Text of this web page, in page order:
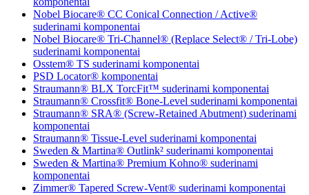
Nobel Biocare® CC Conical Connection / Active®
suderinami komponentai
Nobel Biocare® Tri-Channel® (Replace Select® / Tri-Lobe)
suderinami komponentai
Osstem® TS suderinami komponentai
PSD Locator® komponentai
Straumann® BLX TorcFit™ suderinami komponentai
Straumann® Crossfit® Bone-Level suderinami komponentai
Straumann® SRA® (Screw-Retained Abutment) suderinami
komponentai
Straumann® Tissue-Level suderinami komponentai
Sweden & Martina® Outlink² suderinami komponentai
Sweden & Martina® Premium Kohno® suderinami
komponentai
Zimmer® Tapered Screw-Vent® suderinami komponentai